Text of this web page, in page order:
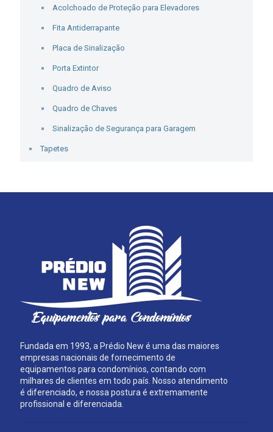
Acolchoado de Proteção para Elevadores
Fita Antiderrapante
Placa de Sinalização
Porta Extintor
Quadro de Aviso
Quadro de Chaves
Sinalização de Segurança para Garagem
Tapetes
Fundada em 1993, a Prédio New é uma das maiores
empresas nacionais de fornecimento de
equipamentos para condomínios, contando com
milhares de clientes em todo país. Nosso atendimento
é diferenciado, e nossa postura é extremamente
profissional e diferenciada.